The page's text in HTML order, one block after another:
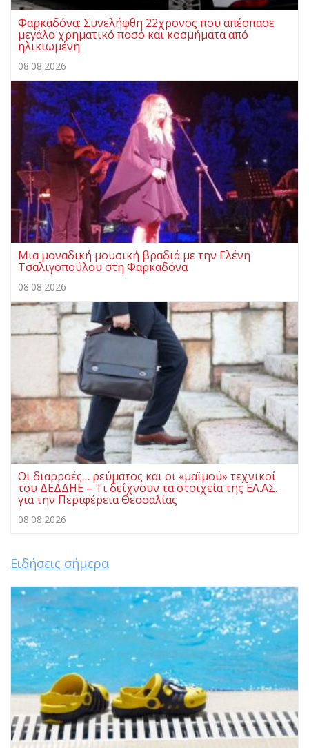
Φαρκαδόνα: Συνελήφθη 22χρονος που απέσπασε
μεγάλο χρηματικό ποσό και κοσμήματα από
ηλικιωμένη
08.08.2026
Μια μοναδική μουσική βραδιά με την Ελένη
Τσαλιγοπούλου στη Φαρκαδόνα
08.08.2026
Οι διαρροές… ρεύματος και οι «μαϊμού» τεχνικοί
του ΔΕΔΔΗΕ – Τι δείχνουν τα στοιχεία της ΕΛ.ΑΣ.
για την Περιφέρεια Θεσσαλίας
08.08.2026
Ειδήσεις σήμερα